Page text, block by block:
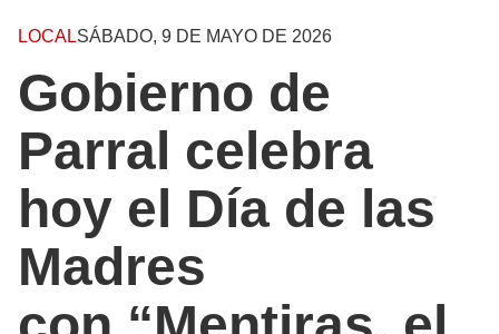
LOCALSÁBADO, 9 DE MAYO DE 2026
Gobierno de
Parral celebra
hoy el Día de las
Madres